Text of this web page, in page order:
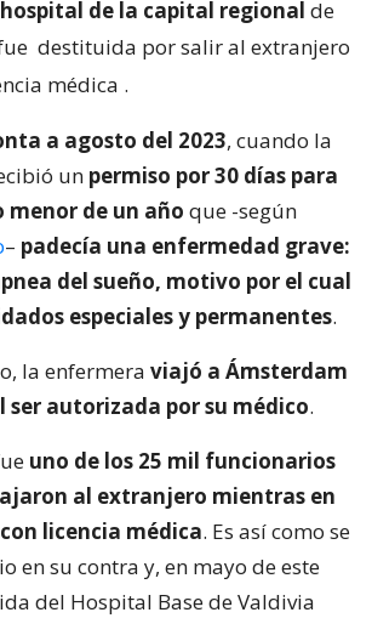
de la capital regional de
destituida por salir al extranjero
médica .
a agosto del 2023, cuando la
un permiso por 30 días para
menor de un año que -según
– padecía una enfermedad grave:
del sueño, motivo por el cual
especiales y permanentes.
la enfermera viajó a Ámsterdam
ser autorizada por su médico.
uno de los 25 mil funcionarios
al extranjero mientras en
licencia médica. Es así como se
en su contra y, en mayo de este
del Hospital Base de Valdivia